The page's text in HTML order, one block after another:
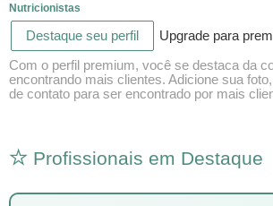
Nutricionistas
Destaque seu perfil Upgrade para
Com o perfil premium, você se destaca da
encontrando mais clientes. Adicione sua
de contato para ser encontrado por mais
Profissionais em Destaque